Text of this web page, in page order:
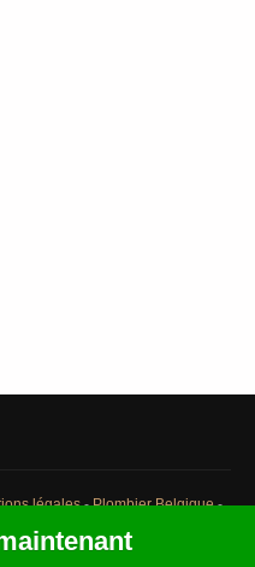
légales-Plombier Belgique-